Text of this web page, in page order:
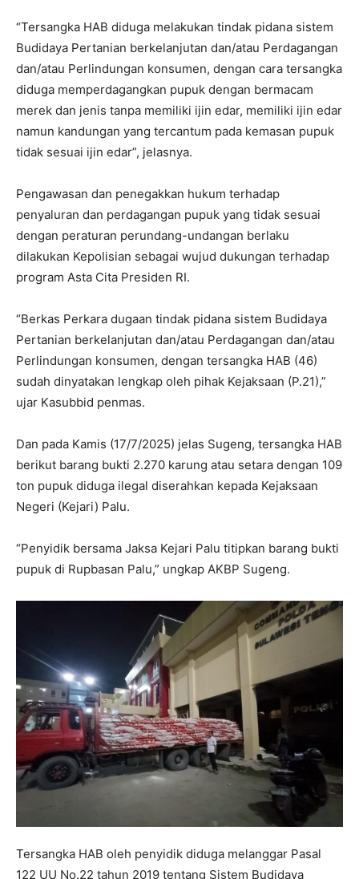
“Tersangka HAB diduga melakukan tindak pidana sistem
Budidaya Pertanian berkelanjutan dan/atau Perdagangan
dan/atau Perlindungan konsumen, dengan cara tersangka
diduga memperdagangkan pupuk dengan bermacam
merek dan jenis tanpa memiliki ijin edar, memiliki ijin edar
namun kandungan yang tercantum pada kemasan pupuk
tidak sesuai ijin edar”, jelasnya.
Pengawasan dan penegakkan hukum terhadap
penyaluran dan perdagangan pupuk yang tidak sesuai
dengan peraturan perundang-undangan berlaku
dilakukan Kepolisian sebagai wujud dukungan terhadap
program Asta Cita Presiden RI.
“Berkas Perkara dugaan tindak pidana sistem Budidaya
Pertanian berkelanjutan dan/atau Perdagangan dan/atau
Perlindungan konsumen, dengan tersangka HAB (46)
sudah dinyatakan lengkap oleh pihak Kejaksaan (P.21),”
ujar Kasubbid penmas.
Dan pada Kamis (17/7/2025) jelas Sugeng, tersangka HAB
berikut barang bukti 2.270 karung atau setara dengan 109
ton pupuk diduga ilegal diserahkan kepada Kejaksaan
Negeri (Kejari) Palu.
“Penyidik bersama Jaksa Kejari Palu titipkan barang bukti
pupuk di Rupbasan Palu,” ungkap AKBP Sugeng.
Tersangka HAB oleh penyidik diduga melanggar Pasal
122 UU No.22 tahun 2019 tentang Sistem Budidaya